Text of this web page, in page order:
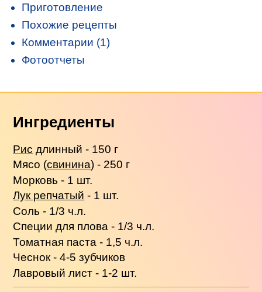
Приготовление
Похожие рецепты
Комментарии (1)
Фотоотчеты
Ингредиенты
Рис длинный - 150 г
Мясо (свинина) - 250 г
Морковь - 1 шт.
Лук репчатый - 1 шт.
Соль - 1/3 ч.л.
Специи для плова - 1/3 ч.л.
Томатная паста - 1,5 ч.л.
Чеснок - 4-5 зубчиков
Лавровый лист - 1-2 шт.